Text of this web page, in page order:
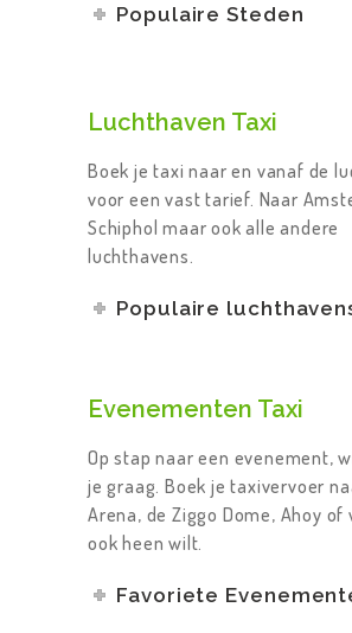
Populaire Steden
Luchthaven Taxi
Boek je taxi naar en vanaf de
voor een vast tarief. Naar
Schiphol maar ook alle andere
luchthavens.
Populaire
Evenementen Taxi
Op stap naar een evenement,
je graag. Boek je taxivervoer
Arena, de Ziggo Dome, Ahoy of
ook heen wilt.
Favoriete